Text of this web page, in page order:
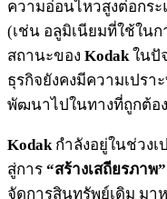
ความอ่อนไหวสูงต่อกร
(เช่น อลูมิเนียมที่ใช้ใน
สถานะของ Kodakในปั
ธุรกิจยังคงมีความเปรา
พัฒนาไปในทางที่ถูกต้อง
Kodak กำลังอยู่ในช่วง
สู่การ “สร้างเสถียรภาพ”
จัดการสินทรัพย์เดิม มา